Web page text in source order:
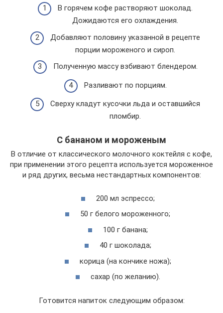
В горячем кофе растворяют шоколад.
Дожидаются его охлаждения.
Добавляют половину указанной в рецепте
порции мороженого и сироп.
Полученную массу взбивают блендером.
Разливают по порциям.
Сверху кладут кусочки льда и оставшийся
пломбир.
С бананом и мороженым
В отличие от классического молочного коктейля с кофе,
при применении этого рецепта используется мороженное
и ряд других, весьма нестандартных компонентов:
200 мл эспрессо;
50 г белого мороженного;
100 г банана;
40 г шоколада;
корица (на кончике ножа);
сахар (по желанию).
Готовится напиток следующим образом: